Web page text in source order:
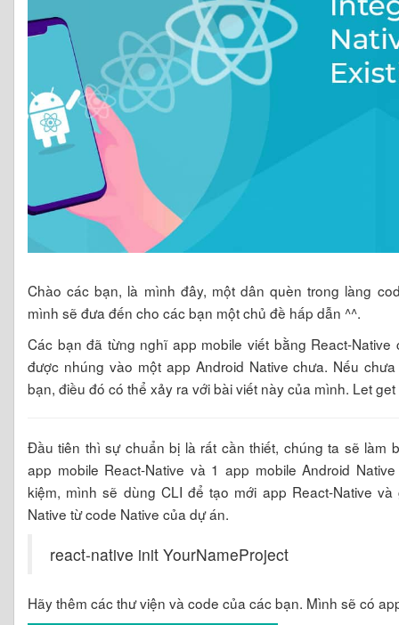
Chào các bạn, là mình đây, một dân quèn trong làng
mình sẽ đưa đến cho các bạn một chủ đề hấp dẫn ^^.
Các bạn đã từng nghĩ app mobile viết bằng React-
được nhúng vào một app Android Native chưa. Nếu
bạn, điều đó có thể xảy ra với bài viết này của mình. Let get
Đầu tiên thì sự chuẩn bị là rất cần thiết, chúng ta sẽ làm
app mobile React-Native và 1 app mobile Android
kiệm, mình sẽ dùng CLI để tạo mới app React-Native
Native từ code Native của dự án.
react-native init YourNameProject
Hãy thêm các thư viện và code của các bạn. Mình sẽ có